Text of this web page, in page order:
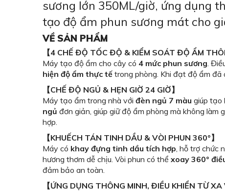
sương lớn 350ML/giờ, ứng dụng
tạo độ ẩm phun sương mát cho
VỀ SẢN PHẨM
【4 CHẾ ĐỘ TỐC ĐỘ & KIỂM SOÁT ĐỘ ẨM
Máy tạo độ ẩm cho cây có 4 mức phun sương.
hiện độ ẩm thực tế trong phòng. Khi đạt độ ẩm đã
【CHẾ ĐỘ NGỦ & HẸN GIỜ 24 GIỜ】
Máy tạo ẩm trong nhà với đèn ngủ 7 màu giúp tạo
ngủ đơn giản, giúp giữ độ ẩm phòng mà không làm
hợp.
【KHUẾCH TÁN TINH DẦU & VÒI PHUN 360°】
Máy có khay đựng tinh dầu tích hợp, hỗ trợ chức
hương thơm dễ chịu. Vòi phun có thể xoay 360°
đảm bảo an toàn.
【ỨNG DỤNG THÔNG MINH, ĐIỀU KHIỂN TỪ XA